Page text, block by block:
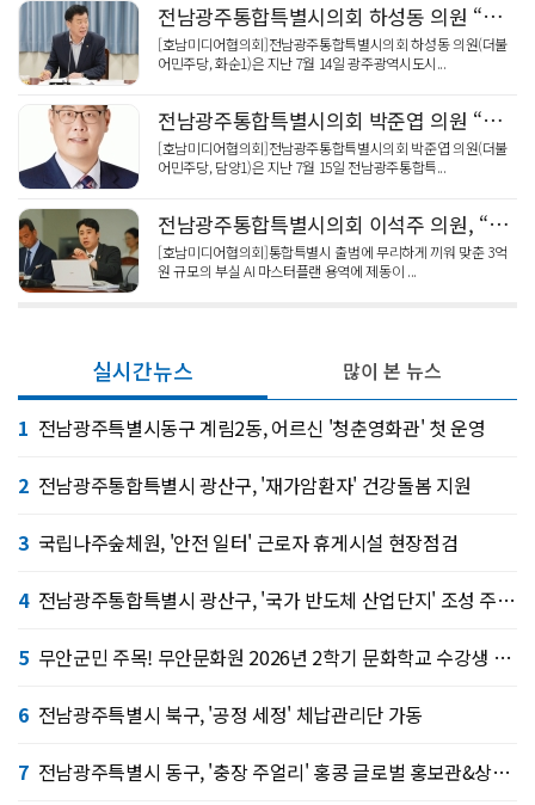
전남광주통합특별시의회 하성동 의원 “영락공원 화장료·예약 차별, 통합과 함께 해소해야”
[호남미디어협의회]전남광주통합특별시의회 하성동 의원(더불
어민주당, 화순1)은 지난 7월 14일 광주광역시도시...
전남광주통합특별시의회 박준엽 의원 “전남ㆍ광주 교육수당 통합, ‘하향 평준화’ 절대 안돼”
[호남미디어협의회]전남광주통합특별시의회 박준엽 의원(더불
어민주당, 담양1)은 지난 7월 15일 전남광주통합특...
전남광주통합특별시의회 이석주 의원, “3억 ‘AI 마스터플랜’ 원점 재검토해야!”
[호남미디어협의회]통합특별시 출범에 무리하게 끼워 맞춘 3억
원 규모의 부실 AI 마스터플랜 용역에 제동이 ...
실시간뉴스
1 전남광주특별시동구 계림2동, 어르신 '청춘영화관' 첫 운영
2 전남광주통합특별시 광산구, '재가암환자' 건강돌봄 지원
3 국립나주숲체원, '안전 일터' 근로자 휴게시설 현장점검
4 전남광주통합특별시 광산구, '국가 반도체 산업단지' 조성 주민 공론장 개최
5 무안군민 주목! 무안문화원 2026년 2학기 문화학교 수강생 모집
6 전남광주특별시 북구, '공정 세정' 체납관리단 가동
7 전남광주특별시 동구, '충장 주얼리' 홍콩 글로벌 홍보관&상담장 운영
많이 본 뉴스